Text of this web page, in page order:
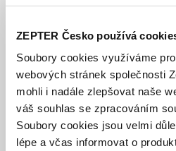
ZEPTER Česko používá
Soubory cookies využíváme
webových stránek společnosti
mohli i nadále zlepšovat naše
váš souhlas se zpracováním
Soubory cookies jsou velmi
lépe a včas informovat o
letech byl finanční trh
znalostí a přehled o trhu
Marshaly Insurance Broker
kombinaci odpovědnosti,